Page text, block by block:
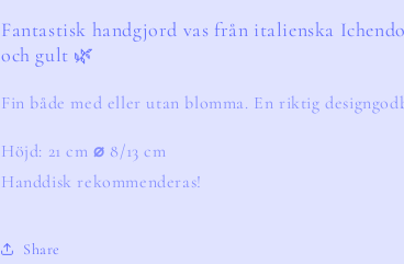
Fantastisk handgjord vas från italienska
och gult 🌿
Fin både med eller utan blomma. En riktig
Höjd: 21 cm ⌀ 8/13 cm
Handdisk rekommenderas!
Share